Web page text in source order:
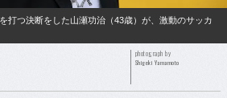
打つ決断をした山瀬功治（43歳）が、激動のサッカ
photograph by
Shigeki Yamamoto